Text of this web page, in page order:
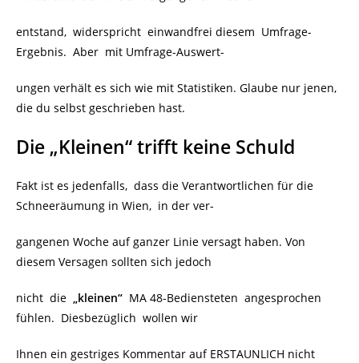
entstand, widerspricht einwandfrei diesem Umfrage-
Ergebnis. Aber mit Umfrage-Auswert-
ungen verhält es sich wie mit Statistiken. Glaube nur jenen,
die du selbst geschrieben hast.
Die „Kleinen“ trifft keine Schuld
Fakt ist es jedenfalls, dass die Verantwortlichen für die
Schneeräumung in Wien, in der ver-
gangenen Woche auf ganzer Linie versagt haben. Von
diesem Versagen sollten sich jedoch
nicht die „kleinen“ MA 48-Bediensteten angesprochen
fühlen. Diesbezüglich wollen wir
Ihnen ein gestriges Kommentar auf ERSTAUNLICH nicht